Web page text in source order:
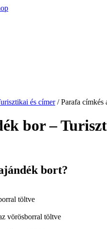
és címer/ Parafa címkés
bor –
bort?
töltve
vörösborral töltve